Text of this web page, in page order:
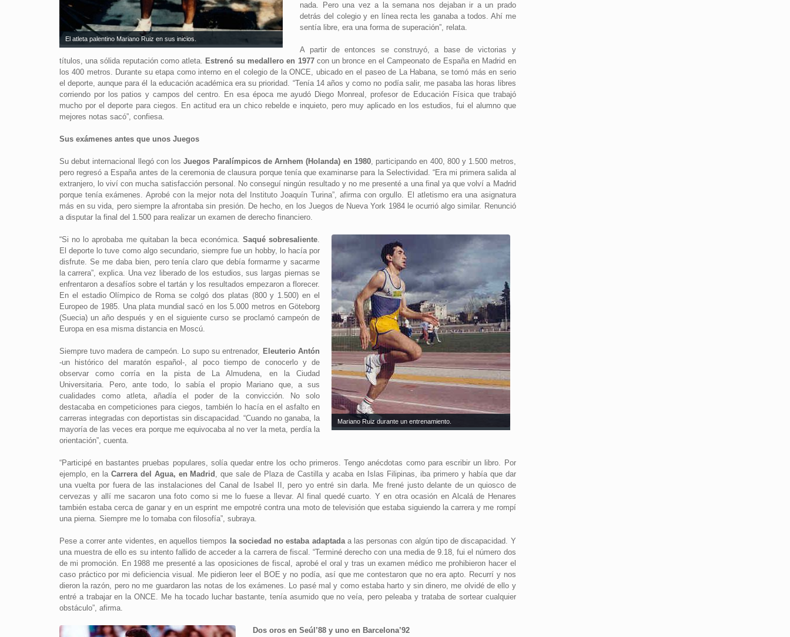
El atleta palentino Mariano Ruiz en sus inicios.
nada. Pero una vez a la semana nos dejaban ir a un prado
detrás del colegio y en línea recta les ganaba a todos. Ahí me
sentía libre, era una forma de superación”, relata.
A partir de entonces se construyó, a base de victorias y
títulos, una sólida reputación como atleta. Estrenó su medallero en 1977con un bronce en el Campeonato de España en Madrid en
los 400 metros. Durante su etapa como interno en el colegio de la ONCE, ubicado en el paseo de La Habana, se tomó más en serio
el deporte, aunque para él la educación académica era su prioridad. “Tenía 14 años y como no podía salir, me pasaba las horas libres
corriendo por los patios y campos del centro. En esa época me ayudó Diego Monreal, profesor de Educación Física que trabajó
mucho por el deporte para ciegos. En actitud era un chico rebelde e inquieto, pero muy aplicado en los estudios, fui el alumno que
mejores notas sacó”, confiesa.
Sus exámenes antes que unos Juegos
Su debut internacional llegó con losJuegos Paralímpicos de Arnhem (Holanda) en 1980, participando en 400, 800 y 1.500 metros,
pero regresó a España antes de la ceremonia de clausura porque tenía que examinarse para la Selectividad. “Era mi primera salida al
extranjero, lo viví con mucha satisfacción personal. No conseguí ningún resultado y no me presenté a una final ya que volví a Madrid
porque tenía exámenes. Aprobé con la mejor nota del Instituto Joaquín Turina”, afirma con orgullo. El atletismo era una asignatura
más en su vida, pero siempre la afrontaba sin presión. De hecho, en los Juegos de Nueva York 1984 le ocurrió algo similar. Renunció
a disputar la final del 1.500 para realizar un examen de derecho financiero.
Mariano Ruiz durante un entrenamiento.
“Si no lo aprobaba me quitaban la beca económica. Saqué sobresaliente.
El deporte lo tuve como algo secundario, siempre fue un hobby, lo hacía por
disfrute. Se me daba bien, pero tenía claro que debía formarme y sacarme
la carrera”, explica. Una vez liberado de los estudios, sus largas piernas se
enfrentaron a desafíos sobre el tartán y los resultados empezaron a florecer.
En el estadio Olímpico de Roma se colgó dos platas (800 y 1.500) en el
Europeo de 1985. Una plata mundial sacó en los 5.000 metros en Göteborg
(Suecia) un año después y en el siguiente curso se proclamó campeón de
Europa en esa misma distancia en Moscú.
Siempre tuvo madera de campeón. Lo supo su entrenador, Eleuterio Antón
-un histórico del maratón español-, al poco tiempo de conocerlo y de
observar como corría en la pista de La Almudena, en la Ciudad
Universitaria. Pero, ante todo, lo sabía el propio Mariano que, a sus
cualidades como atleta, añadía el poder de la convicción. No solo
destacaba en competiciones para ciegos, también lo hacía en el asfalto en
carreras integradas con deportistas sin discapacidad. “Cuando no ganaba, la
mayoría de las veces era porque me equivocaba al no ver la meta, perdía la
orientación”, cuenta.
“Participé en bastantes pruebas populares, solía quedar entre los ocho primeros. Tengo anécdotas como para escribir un libro. Por
ejemplo, en la Carrera del Agua, en Madrid , que sale de Plaza de Castilla y acaba en Islas Filipinas, iba primero y había que dar
una vuelta por fuera de las instalaciones del Canal de Isabel II, pero yo entré sin darla. Me frené justo delante de un quiosco de
cervezas y allí me sacaron una foto como si me lo fuese a llevar. Al final quedé cuarto. Y en otra ocasión en Alcalá de Henares
también estaba cerca de ganar y en un esprint me empotré contra una moto de televisión que estaba siguiendo la carrera y me rompí
una pierna. Siempre me lo tomaba con filosofía”, subraya.
Pese a correr ante videntes, en aquellos tiempos la sociedad no estaba adaptadaa las personas con algún tipo de discapacidad. Y
una muestra de ello es su intento fallido de acceder a la carrera de fiscal. “Terminé derecho con una media de 9.18, fui el número dos
de mi promoción. En 1988 me presenté a las oposiciones de fiscal, aprobé el oral y tras un examen médico me prohibieron hacer el
caso práctico por mi deficiencia visual. Me pidieron leer el BOE y no podía, así que me contestaron que no era apto. Recurrí y nos
dieron la razón, pero no me guardaron las notas de los exámenes. Lo pasé mal y como estaba harto y sin dinero, me olvidé de ello y
entré a trabajar en la ONCE. Me ha tocado luchar bastante, tenía asumido que no veía, pero peleaba y trataba de sortear cualquier
obstáculo”, afirma.
Dos oros en Seúl’88 y uno en Barcelona’92